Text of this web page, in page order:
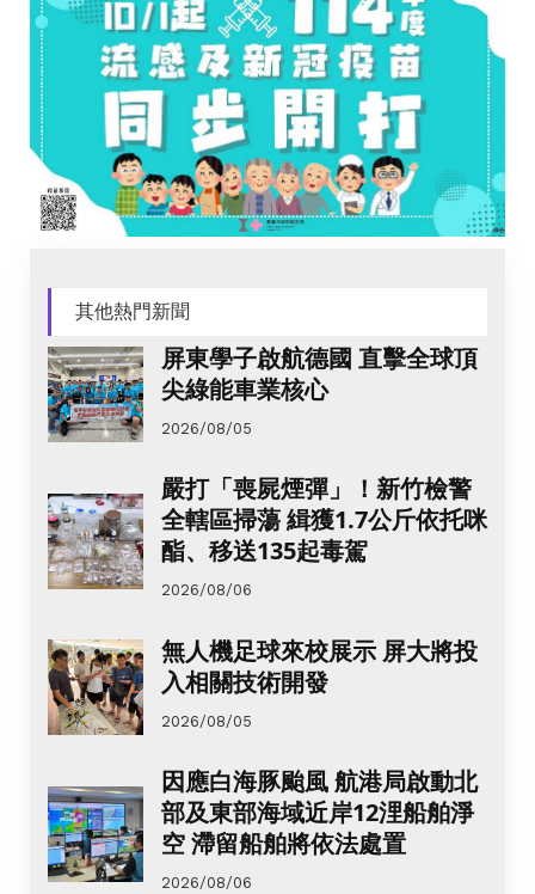
其他熱門新聞
屏東學子啟航德國 直擊全球頂
尖綠能車業核心
2026/08/05
嚴打「喪屍煙彈」！新竹檢警
全轄區掃蕩 緝獲1.7公斤依托咪
酯、移送135起毒駕
2026/08/06
無人機足球來校展示 屏大將投
入相關技術開發
2026/08/05
因應白海豚颱風 航港局啟動北
部及東部海域近岸12浬船舶淨
空 滯留船舶將依法處置
2026/08/06